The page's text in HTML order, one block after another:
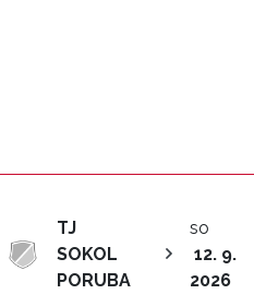
TJ
SOKOL
PORUBA
so
12. 9.
2026